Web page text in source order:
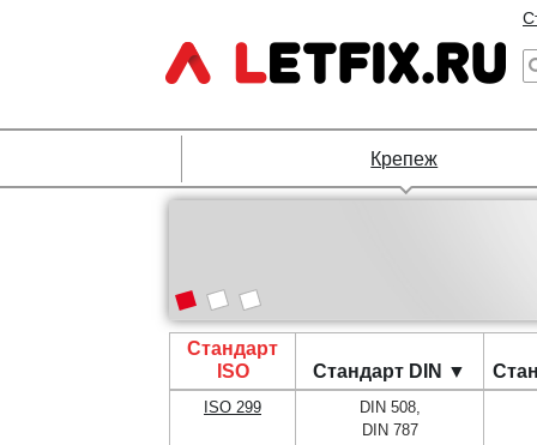
Крепеж
Стандарт
ISO
Стандарт DIN ▼
ISO 299
DIN 508,
DIN 787